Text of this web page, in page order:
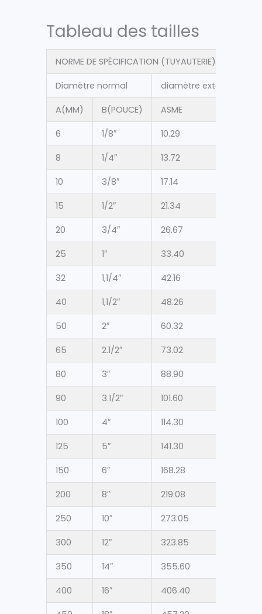
Tableau des tailles
NORME DE SPÉCIFICATION (TUYAUTERIE)
Diamètre normal diamètre extérieur
A(MM) B(POUCE) ASME
6 1/8″ 10.29
8 1/4″ 13.72
10 3/8″ 17.14
15 1/2″ 21.34
20 3/4″ 26.67
25 1″ 33.40
32 1,1/4″ 42.16
40 1,1/2″ 48.26
50 2″ 60.32
65 2.1/2″ 73.02
80 3″ 88.90
90 3.1/2″ 101.60
100 4″ 114.30
125 5″ 141.30
150 6″ 168.28
200 8″ 219.08
250 10″ 273.05
300 12″ 323.85
350 14″ 355.60
400 16″ 406.40